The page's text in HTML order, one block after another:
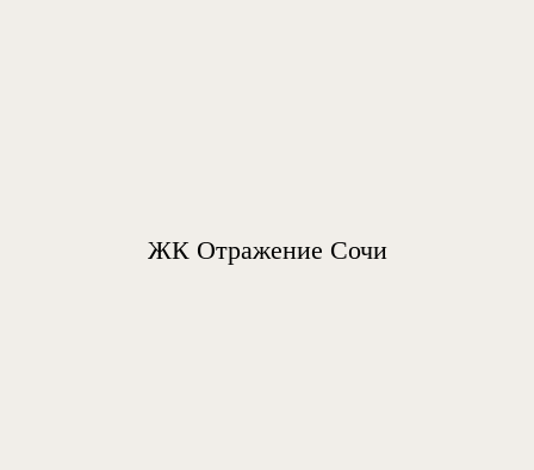
ЖК Отражение Сочи